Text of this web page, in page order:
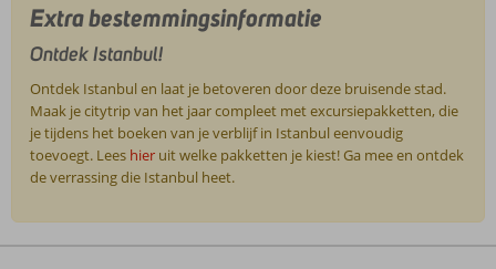
Extra bestemmingsinformatie
Ontdek Istanbul!
Ontdek Istanbul en laat je betoveren door deze bruisende stad.
Maak je citytrip van het jaar compleet met excursiepakketten, die
je tijdens het boeken van je verblijf in Istanbul eenvoudig
toevoegt. Lees hier uit welke pakketten je kiest! Ga mee en ontdek
de verrassing die Istanbul heet.